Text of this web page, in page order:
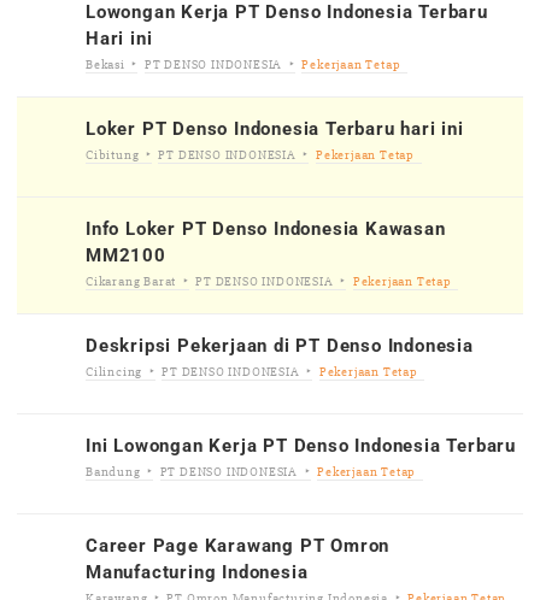
Lowongan Kerja PT Denso Indonesia Terbaru
Hari ini
Bekasi PT DENSO INDONESIA Pekerjaan Tetap
Loker PT Denso Indonesia Terbaru hari ini
Cibitung PT DENSO INDONESIA Pekerjaan Tetap
Info Loker PT Denso Indonesia Kawasan
MM2100
Cikarang Barat PT DENSO INDONESIA Pekerjaan Tetap
Deskripsi Pekerjaan di PT Denso Indonesia
Cilincing PT DENSO INDONESIA Pekerjaan Tetap
Ini Lowongan Kerja PT Denso Indonesia Terbaru
Bandung PT DENSO INDONESIA Pekerjaan Tetap
Career Page Karawang PT Omron
Manufacturing Indonesia